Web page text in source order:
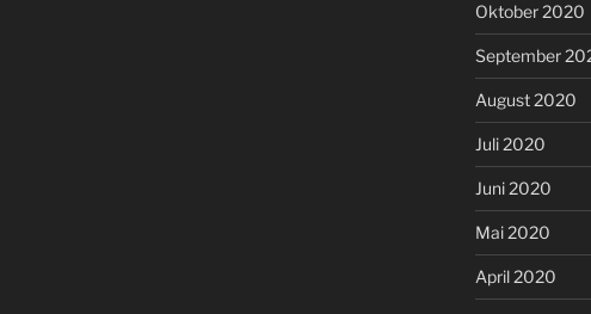
Oktober 2020
September
August 2020
Juli 2020
Juni 2020
Mai 2020
April 2020